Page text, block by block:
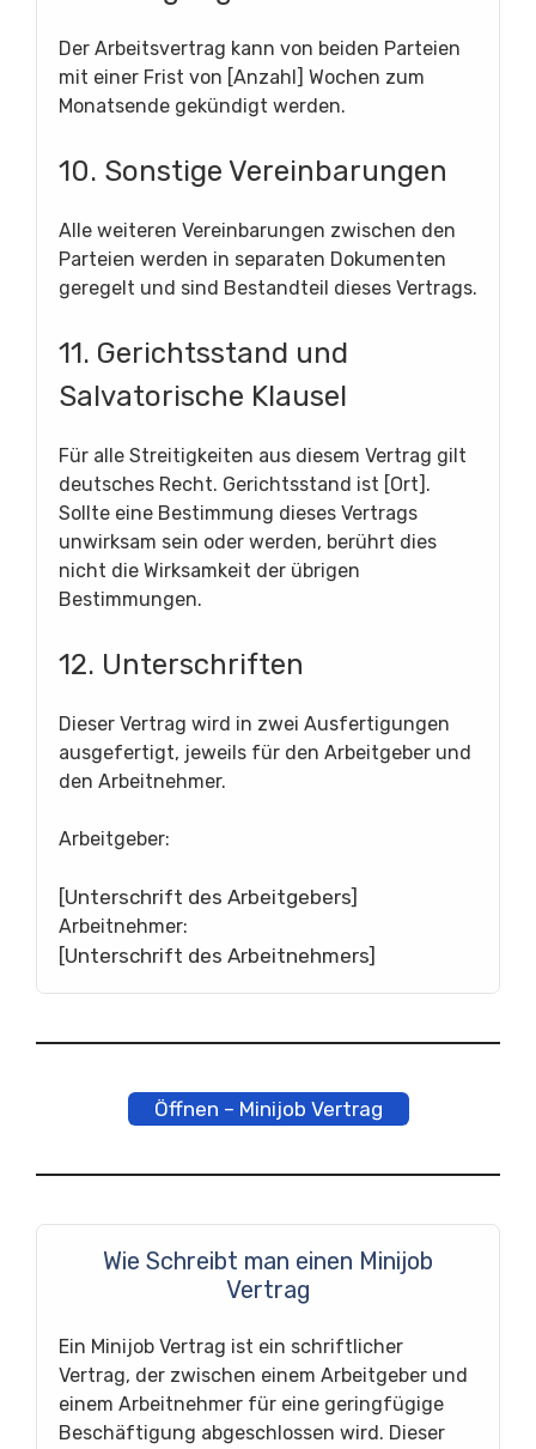
Der Arbeitsvertrag kann von beiden Parteien
mit einer Frist von [Anzahl] Wochen zum
Monatsende gekündigt werden.
10. Sonstige Vereinbarungen
Alle weiteren Vereinbarungen zwischen den
Parteien werden in separaten Dokumenten
geregelt und sind Bestandteil dieses Vertrags.
11. Gerichtsstand und
Salvatorische Klausel
Für alle Streitigkeiten aus diesem Vertrag gilt
deutsches Recht. Gerichtsstand ist [Ort].
Sollte eine Bestimmung dieses Vertrags
unwirksam sein oder werden, berührt dies
nicht die Wirksamkeit der übrigen
Bestimmungen.
12. Unterschriften
Dieser Vertrag wird in zwei Ausfertigungen
ausgefertigt, jeweils für den Arbeitgeber und
den Arbeitnehmer.
Arbeitgeber:
[Unterschrift des Arbeitgebers]
Arbeitnehmer:
[Unterschrift des Arbeitnehmers]
Öffnen – Minijob Vertrag
Wie Schreibt man einen Minijob
Vertrag
Ein Minijob Vertrag ist ein schriftlicher
Vertrag, der zwischen einem Arbeitgeber und
einem Arbeitnehmer für eine geringfügige
Beschäftigung abgeschlossen wird. Dieser